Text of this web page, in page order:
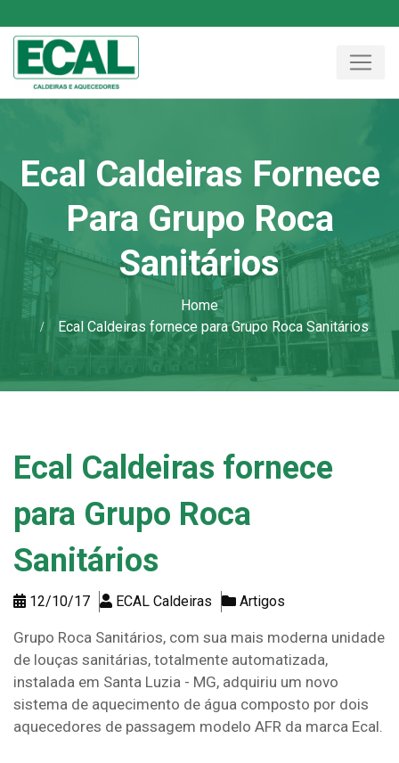
Ecal Caldeiras Fornece
Para Grupo Roca
Sanitários
Home
Ecal Caldeiras fornece para Grupo Roca Sanitários
Ecal Caldeiras fornece
para Grupo Roca
Sanitários
12/10/17 ECAL Caldeiras Artigos
Grupo Roca Sanitários, com sua mais moderna unidade
de louças sanitárias, totalmente automatizada,
instalada em Santa Luzia - MG, adquiriu um novo
sistema de aquecimento de água composto por dois
aquecedores de passagem modelo AFR da marca Ecal.